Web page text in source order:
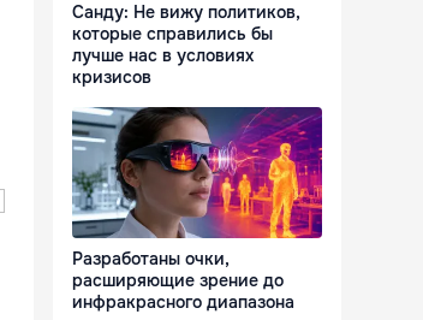
Санду: Не вижу политиков,
которые справились бы
лучше нас в условиях
кризисов
Разработаны очки,
расширяющие зрение до
инфракрасного диапазона